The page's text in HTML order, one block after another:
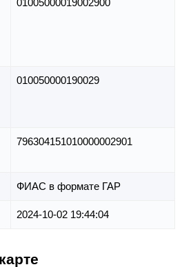
01005000019002900
010050000190029
796304151010000002901
ФИАС в формате ГАР
2024-10-02 19:44:04